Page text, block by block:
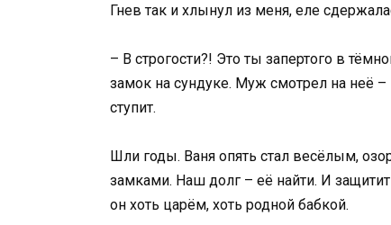
Гнев так и хлынул из меня, еле
– В строгости?! Это ты запертого в
замок на сундуке. Муж смотрел на неё –
ступит.
Шли годы. Ваня опять стал весёлым,
замками. Наш долг – её найти. И
он хоть царём, хоть родной бабкой.